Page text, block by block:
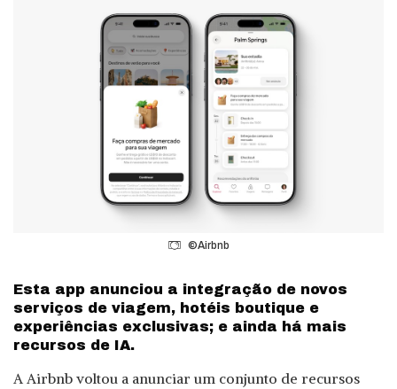
©Airbnb
Esta app anunciou a integração de novos
serviços de viagem, hotéis boutique e
experiências exclusivas; e ainda há mais
recursos de IA.
A Airbnb voltou a anunciar um conjunto de recursos